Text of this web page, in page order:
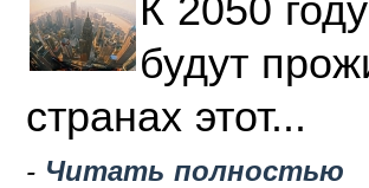
К 2050
будут
странах этот...
- Читать полностью